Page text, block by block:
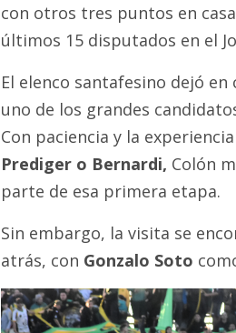
con otros tres puntos en
últimos 15 disputados en el
El elenco santafesino dejó
uno de los grandes
Con paciencia y la
Prediger o Bernardi, Colón
parte de esa primera etapa.
Sin embargo, la visita se
atrás, con Gonzalo Soto